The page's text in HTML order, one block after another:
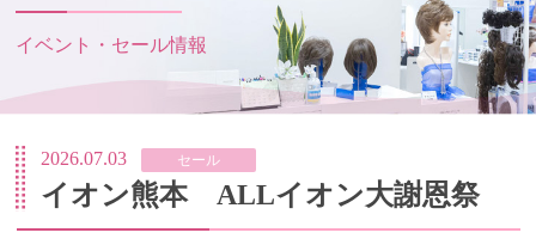
イベント・セール情報
2026.07.03 セール
イオン熊本 ALLイオン大謝恩祭